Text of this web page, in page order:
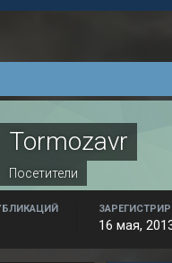
Tormozavr
Посетители
16 мая,